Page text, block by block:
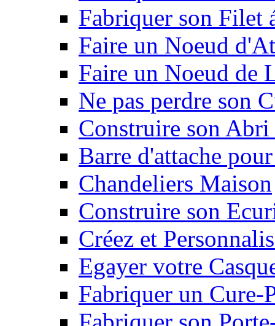
Fabriquer son Filet
Faire un Noeud
Faire un Noeud de
Ne pas perdre son
Construire son
Barre d'attache
Chandeliers Maison
Construire son
Créez et
Egayer votre
Fabriquer un Cure-